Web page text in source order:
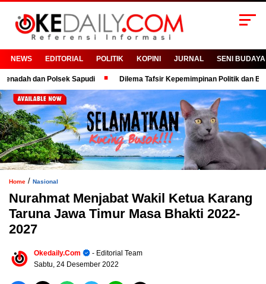
NEWS EDITORIAL POLITIK KOPINI JURNAL SENI BUDAYA
dan Polsek Sapudi Dilema Tafsir Kepemimpinan Politik dan Birokrasi
Home / Nasional
Nurahmat Menjabat Wakil Ketua Karang
Taruna Jawa Timur Masa Bhakti 2022-
2027
Okedaily.com
- Editorial Team
Sabtu, 24 Desember 2022